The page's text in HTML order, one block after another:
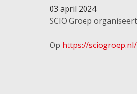
03 april 2024
SCIO Groep
Op https://